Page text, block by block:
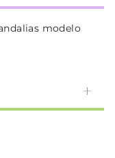
modelo